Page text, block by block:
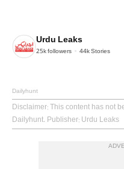
Urdu Leaks
25kfollowers 44kStories
Dailyhunt
Disclaimer: This content has not
Dailyhunt. Publisher: Urdu Leaks